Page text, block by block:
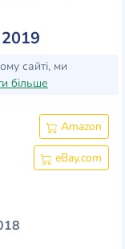
сайті, ми
більше
Amazon
eBay.com